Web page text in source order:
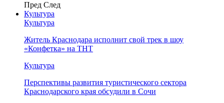
Пред След
Культура
Культура
Житель Краснодара исполнит свой трек в шоу
«Конфетка» на ТНТ
Культура
Перспективы развития туристического сектора
Краснодарского края обсудили в Сочи